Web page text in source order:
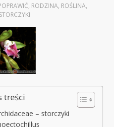
, RODZINA, ROŚLINA,
STORCZYKI
treści
– storczyki